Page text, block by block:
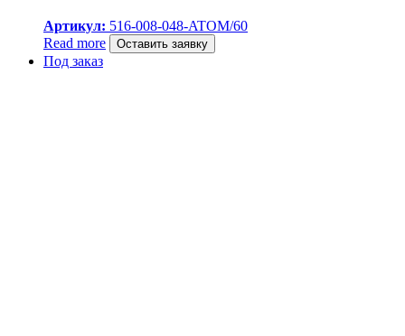
Артикул: 516-008-048-ATOM/60
Read more
Оставить заявку
Под заказ